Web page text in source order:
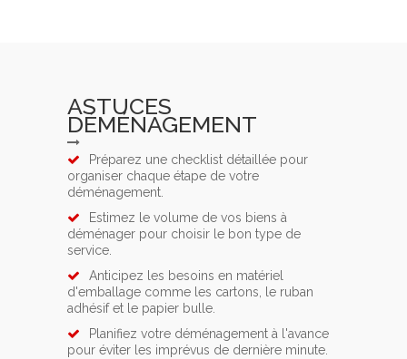
ASTUCES
DÉMÉNAGEMENT
Préparez une checklist détaillée pour
organiser chaque étape de votre
déménagement.
Estimez le volume de vos biens à
déménager pour choisir le bon type de
service.
Anticipez les besoins en matériel
d'emballage comme les cartons, le ruban
adhésif et le papier bulle.
Planifiez votre déménagement à l'avance
pour éviter les imprévus de dernière minute.